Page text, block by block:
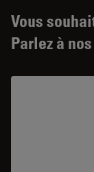
Vous
Parlez à